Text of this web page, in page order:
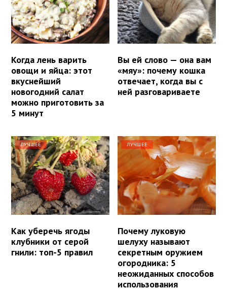
Когда лень варить
овощи и яйца: этот
вкуснейший
новогодний салат
можно приготовить за
5 минут
Вы ей слово — она вам
«мяу»: почему кошка
отвечает, когда вы с
ней разговариваете
ЛУЧШЕЕ
Как уберечь ягоды
клубники от серой
гнили: топ-5 правил
ЛУЧШЕЕ
Почему луковую
шелуху называют
секретным оружием
огородника: 5
неожиданных способов
использования